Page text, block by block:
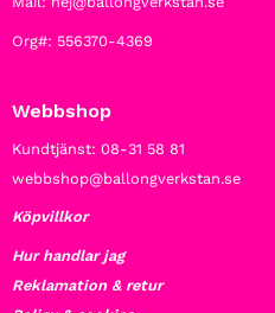
Org#: 556370-4369
Webbshop
Kundtjänst: 08-31 58 81
webbshop@ballongverkstan.se
Köpvillkor
Hur handlar jag
Reklamation & retur